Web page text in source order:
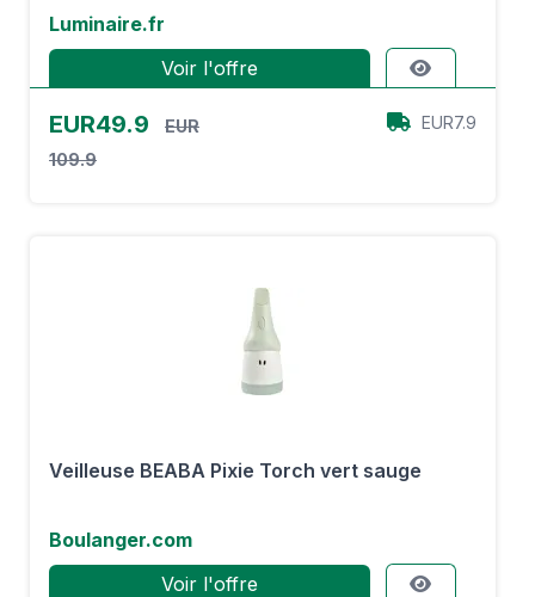
Luminaire.fr
Voir l'offre
EUR49.9
EUR
109.9
EUR7.9
Veilleuse BEABA Pixie Torch vert sauge
Boulanger.com
Voir l'offre